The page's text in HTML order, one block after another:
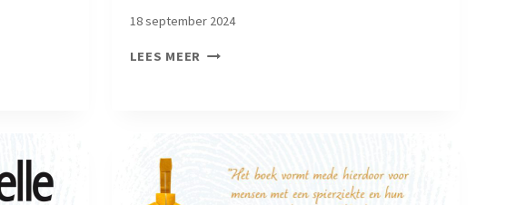
18 september 2024
LEES MEER KIPPELVELRECENSIE